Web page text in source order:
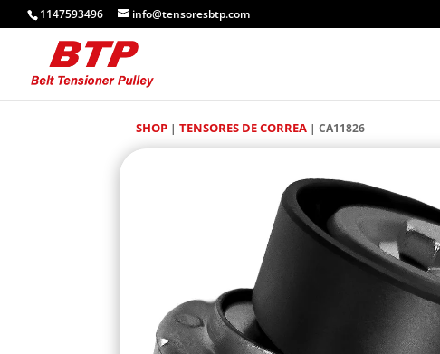
1147593496 info@tensoresbtp.com
SHOP | TENSORES DE CORREA | CA11826